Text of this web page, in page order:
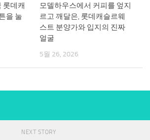
롯데캐
을 눌
모델하우스에서 커피를 엎지
르고 깨달은, 롯데캐슬르웨
스트 분양가와 입지의 진짜
얼굴
5월 26, 2026
NEXT STORY